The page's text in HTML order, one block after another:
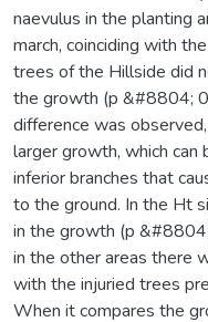
naevulus in the planting
march, coinciding with
trees of the Hillside did
the growth (p &#8804;
difference was
larger growth, which
inferior branches that
to the ground. In the Ht
in the growth (p
in the other areas there
with the injuried trees
When it compares the